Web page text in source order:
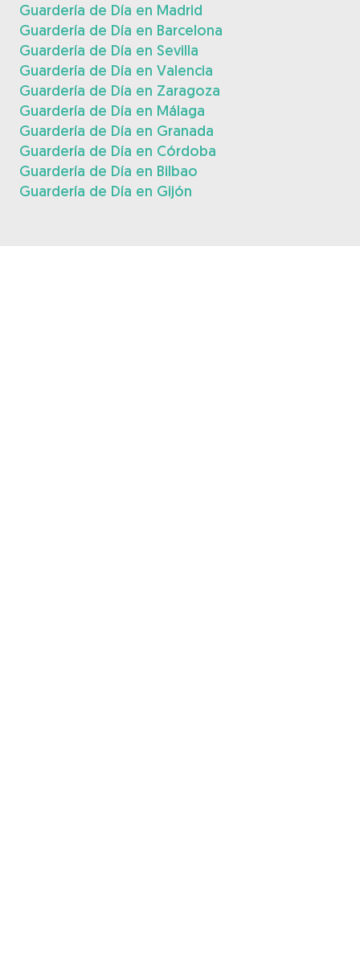
Guardería de Día en Madrid
Guardería de Día en Barcelona
Guardería de Día en Sevilla
Guardería de Día en Valencia
Guardería de Día en Zaragoza
Guardería de Día en Málaga
Guardería de Día en Granada
Guardería de Día en Córdoba
Guardería de Día en Bilbao
Guardería de Día en Gijón